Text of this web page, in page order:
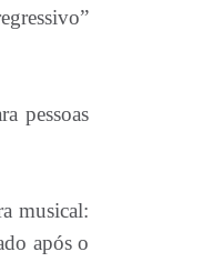
pessoas
musical:
após o